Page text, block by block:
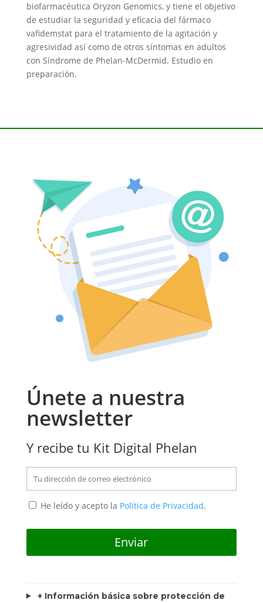
biofarmacéutica Oryzon Genomics, y tiene el objetivo
de estudiar la seguridad y eficacia del fármaco
vafidemstat para el tratamiento de la agitación y
agresividad así como de otros síntomas en adultos
con Síndrome de Phelan-McDermid. Estudio en
preparación.
Únete a nuestra
newsletter
Y recibe tu Kit Digital Phelan
He leído y acepto la Política de Privacidad.
+ Información básica sobre protección de